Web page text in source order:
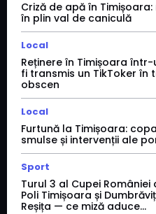
Criză de apă în
în plin val de caniculă
Local
Reținere în Timișoara într-
fi transmis un TikToker în
obscen
Local
Furtună la Timișoara:
smulse și intervenții ale
Sport
Turul 3 al Cupei României
Poli Timișoara și
Reșița — ce miză aduce...